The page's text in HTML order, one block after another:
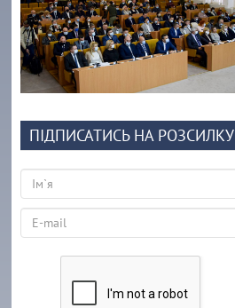
ПІДПИСАТИСЬ НА РОЗСИЛКУ